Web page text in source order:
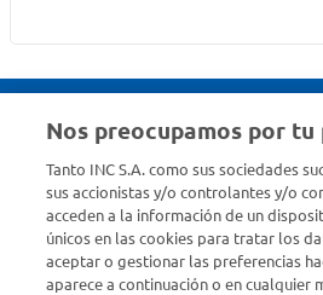
Estamos para ayudarte
¿Tenés una consulta? Comunicate con
Nos preocupamos por tu
Tanto INC S.A. como sus sociedades
sus accionistas y/o controlantes y/o
acceden a la información de un
únicos en las cookies para tratar los
aceptar o gestionar las preferencias
aparece a continuación o en cualquier